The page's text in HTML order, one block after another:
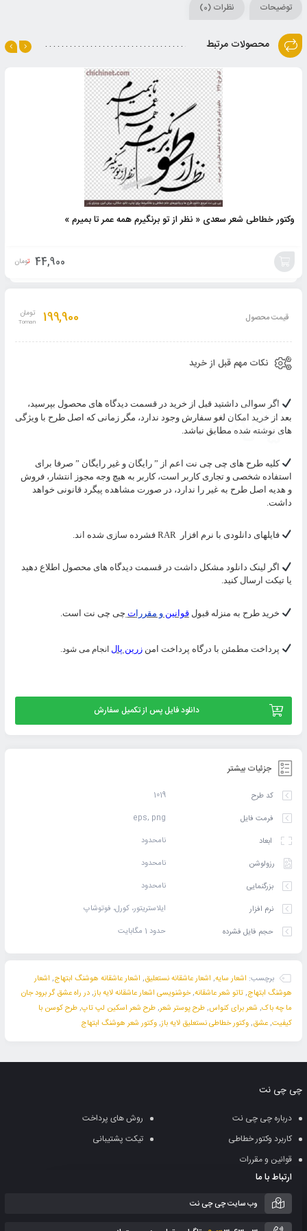
توضیحات نظرات (0)
محصولات مرتبط
وکتور خطاطی شعر سعدی « نظر از تو برنگیرم همه عمر تا بمیرم »
44,900 تومان
به
قیمت محصول 199,900 تومان
نکات مهم قبل از خرید
اگر سوالی داشتید قبل از خرید در قسمت دیدگاه های محصول بپرسید،
بعد از خرید امکان لغو سفارش وجود ندارد، مگر زمانی که اصل طرح با ویژگی
های نوشته شده مطابق نباشد.
کلیه طرح های چی چی نت اعم از ” رایگان و غیر رایگان ” صرفا برای
استفاده شخصی و تجاری کاربر است، کاربر به هیچ وجه مجوز انتشار، فروش
و هدیه اصل طرح به غیر را ندارد، در صورت مشاهده پیگرد قانونی خواهد
داشت.
فایلهای دانلودی با نرم افزار RARفشرده سازی شده اند.
اگر لینک دانلود مشکل داشت در قسمت دیدگاه های محصول اطلاع دهید
یا تیکت ارسال کنید.
خرید طرح به منزله قبول قوانینو مقررات چی چی نت است.
پرداخت مطمئن با درگاه پرداخت امن زرین پال انجام می شود.
دانلود فایل پس از تکمیل سفارش
جزئیات بیشتر
کد طرح
1019
فرمت فایل
eps, png
ابعاد
نامحدود
رزولوشن
نامحدود
بزرگنمایی
نامحدود
نرم افزار
ایلاستریتور، کورل، فوتوشاپ
حجم فایل فشرده
حدود 1 مگابایت
برچسب: اشعار سایه, اشعار عاشقانه نستعلیق, اشعار عاشقانه هوشنگ ابتهاج, اشعار
هوشنگ ابتهاج,تاتو شعر عاشقانه,خوشنویسی اشعار عاشقانه لایه باز,در راه عشق گر برود جان
ما چه باک, شعر برای کنواس,طرح پوستر شعر,طرح شعر اسکین لپ تاپ,طرح کوسن با
کیفیت,عشق,وکتور خطاطی نستعلیق لایه باز,وکتور شعر هوشنگ ابتهاج
چی چی نت
درباره چی چی نت
روش های پرداخت
کاربرد وکتور خطاطی
تیکت پشتیبانی
قوانین و مقررات
ارتباط با ما
وب سایت چی چی نت